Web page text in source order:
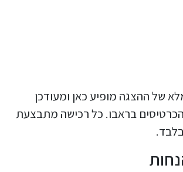
של ההצגה מופיע כאן ומעודכן
בראבו. כל רכישה מתבצעת